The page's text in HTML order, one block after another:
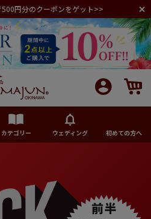
円分のクーポンをゲット>>
カテゴリー ウェディング 初めての方へ